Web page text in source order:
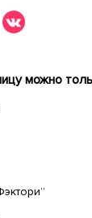
можно